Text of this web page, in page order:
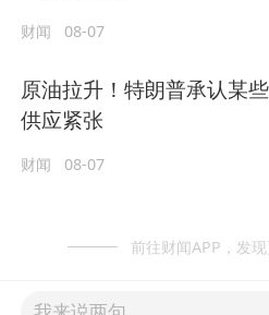
财闻 08-07
原油拉升！特朗普承认某
供应紧张
财闻 08-07
前往财闻APP，发